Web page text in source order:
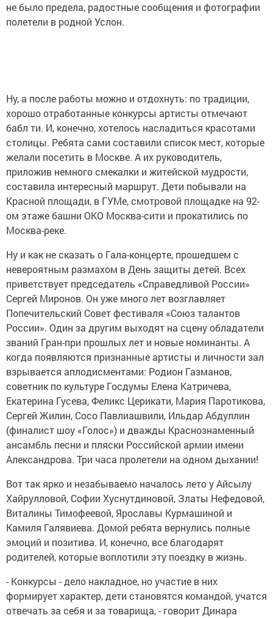
не было предела, радостные сообщения и фотографии
полетели в родной Услон.
Ну, а после работы можно и отдохнуть: по традиции,
хорошо отработанные конкурсы артисты отмечают
бабл ти. И, конечно, хотелось насладиться красотами
столицы. Ребята сами составили список мест, которые
желали посетить в Москве. А их руководитель,
приложив немного смекалки и житейской мудрости,
составила интересный маршрут. Дети побывали на
Красной площади, в ГУМе, смотровой площадке на 92-
ом этаже башни ОКО Москва-сити и прокатились по
Москва-реке.
Ну и как не сказать о Гала-концерте, прошедшем с
невероятным размахом в День защиты детей. Всех
приветствует председатель «Справедливой России»
Сергей Миронов. Он уже много лет возглавляет
Попечительский Совет фестиваля «Союз талантов
России». Один за другим выходят на сцену обладатели
званий Гран-при прошлых лет и новые номинанты. А
когда появляются признанные артисты и личности зал
взрывается аплодисментами: Родион Газманов,
советник по культуре Госдумы Елена Катричева,
Екатерина Гусева, Феликс Церикати, Мария Паротикова,
Сергей Жилин, Сосо Павлиашвили, Ильдар Абдуллин
(финалист шоу «Голос») и дважды Краснознаменный
ансамбль песни и пляски Российской армии имени
Александрова. Три часа пролетели на одном дыхании!
Вот так ярко и незабываемо началось лето у Айсылу
Хайрулловой, Софии Хуснутдиновой, Златы Нефедовой,
Виталины Тимофеевой, Ярославы Курмашиной и
Камиля Галявиева. Домой ребята вернулись полные
эмоций и позитива. И, конечно, все благодарят
родителей, которые воплотили эту поездку в жизнь.
- Конкурсы - дело накладное, но участие в них
формирует характер, дети становятся командой, учатся
отвечать за себя и за товарища, - говорит Динара